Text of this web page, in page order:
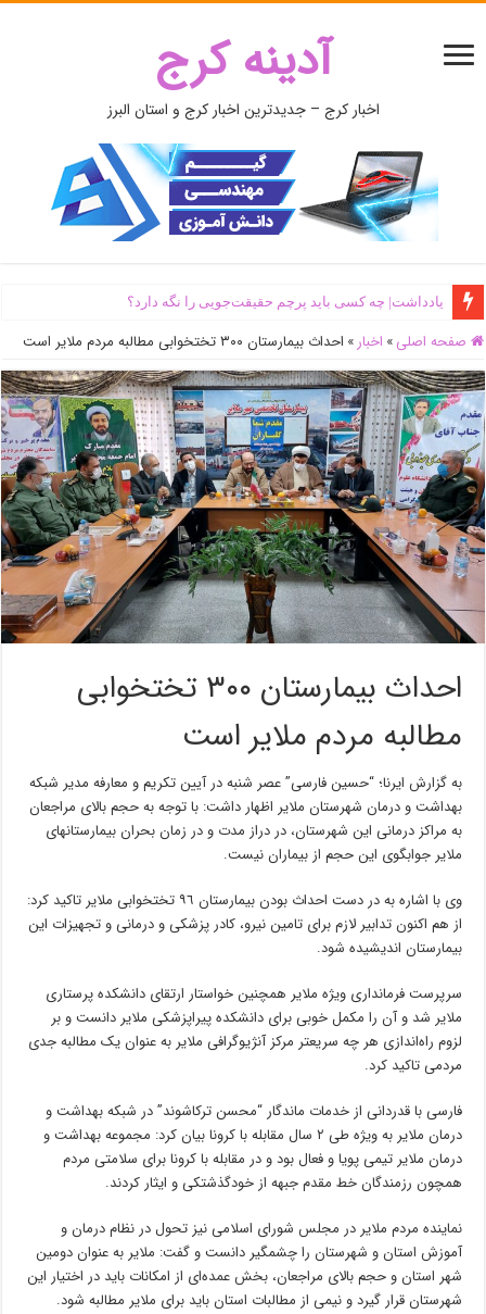
آدینه کرج
اخبار کرج – جدیدترین اخبار کرج و استان البرز
یادداشت| ‌چه کسی باید پرچم حقیقت‌جویی را نگه دارد؟
صفحه اصلی » اخبار » احداث بیمارستان ٣٠٠ تختخوابی مطالبه مردم ملایر است
احداث بیمارستان ٣٠٠ تختخوابی
مطالبه مردم ملایر است
به گزارش ایرنا؛ “حسین فارسی” عصر شنبه در آیین تکریم و معارفه مدیر شبکه
بهداشت و درمان شهرستان ملایر اظهار داشت: با توجه به حجم بالای مراجعان
به مراکز درمانی این شهرستان، در دراز مدت و در زمان بحران بیمارستانهای
ملایر جوابگوی این حجم از بیماران نیست.
وی با اشاره به در دست احداث بودن بیمارستان ٩٦ تختخوابی ملایر تاکید کرد:
از هم اکنون تدابیر لازم برای تامین نیرو، کادر پزشکی و درمانی و تجهیزات این
بیمارستان اندیشیده شود.
سرپرست فرمانداری ویژه ملایر همچنین خواستار ارتقای دانشکده پرستاری
ملایر شد و آن را مکمل خوبی برای دانشکده پیراپزشکی ملایر دانست و بر
لزوم راه‌اندازی هر چه سریعتر مرکز آنژیوگرافی ملایر به عنوان یک مطالبه جدی
مردمی تاکید کرد.
فارسی با قدردانی از خدمات ماندگار “محسن ترکاشوند” در شبکه بهداشت و
درمان ملایر به ویژه طی ٢ سال مقابله با کرونا بیان کرد: مجموعه بهداشت و
درمان ملایر تیمی پویا و فعال بود و در مقابله با کرونا برای سلامتی مردم
همچون رزمندگان خط مقدم جبهه از خودگذشتکی و ایثار کردند.
نماینده مردم ملایر در مجلس شورای اسلامی نیز تحول در نظام درمان و
آموزش استان و شهرستان را چشمگیر دانست و گفت: ملایر به عنوان دومین
شهر استان و حجم بالای مراجعان، بخش عمده‌ای از امکانات باید در اختیار این
شهرستان قرار گیرد و نیمی از مطالبات استان باید برای ملایر مطالبه شود.